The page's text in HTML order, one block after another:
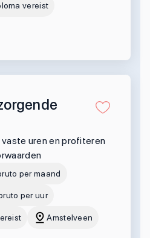
vereist
uren en profiteren
per maand
per uur
Amstelveen